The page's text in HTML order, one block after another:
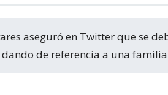
de referencia a una